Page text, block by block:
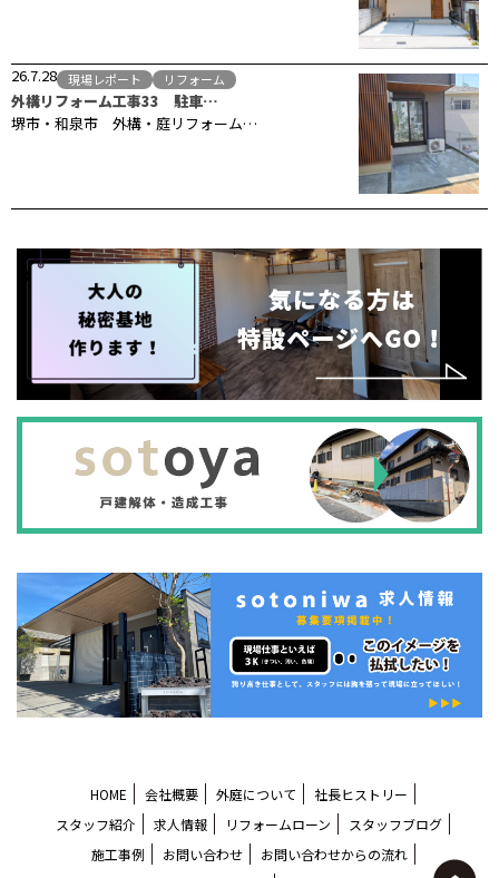
26.7.28 現場レポート リフォーム
外構リフォーム工事33 駐車…
堺市・和泉市 外構・庭リフォーム…
HOME 会社概要 外庭について
社長ヒストリー
スタッフ紹介
求人情報 リフォームローン
スタッフブログ
施工事例
お問い合わせ
お問い合わせからの流れ